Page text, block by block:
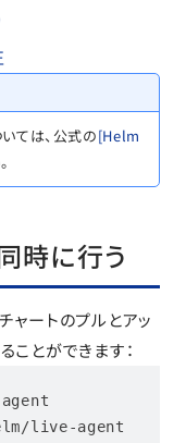
ては、公式の[Helm
時に行う
ートのプルとアッ
ことができます：
live-agent